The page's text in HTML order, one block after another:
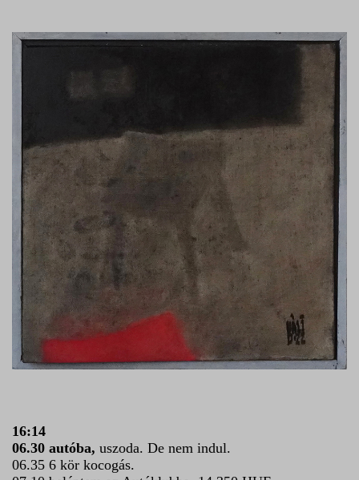
16:14
06.30 autóba, uszoda. De nem indul.
06.35 6 kör kocogás.